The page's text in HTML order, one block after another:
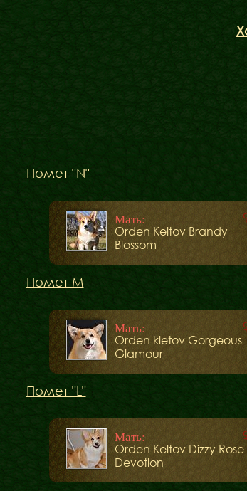
Помет "N"
Мать:
Orden Keltov Brandy
Blossom
Помет М
Мать:
Orden kletov Gorgeous
Glamour
Помет "L"
Мать:
Orden Keltov Dizzy Rose
Devotion